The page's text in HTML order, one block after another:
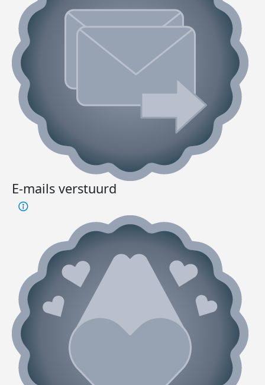
E-mails verstuurd